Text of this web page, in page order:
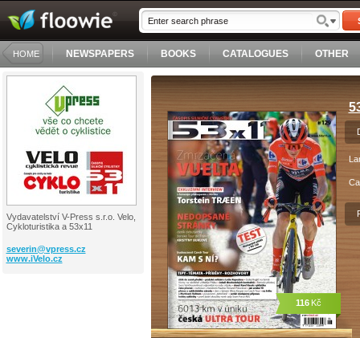
HOME NEWSPAPERS BOOKS CATALOGUES OTHER
Vydavatelství V-Press s.r.o. Velo,
Cykloturistika a 53x11
severin@vpress.cz
www.iVelo.cz
116Kč